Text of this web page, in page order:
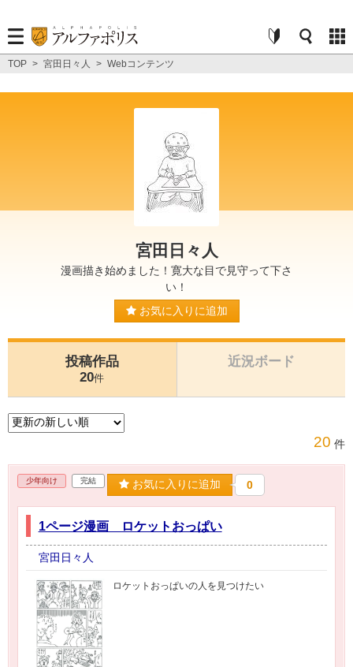
TOP > 宮田日々人 > Webコンテンツ
宮田日々人
漫画描き始めました！寛大な目で見守って下さ
い！
お気に入りに追加
投稿作品
20件
近況ボード
20 件
少年向け 完結 お気に入りに追加 0
1ページ漫画 ロケットおっぱい
宮田日々人
ロケットおっぱいの人を見つけたい